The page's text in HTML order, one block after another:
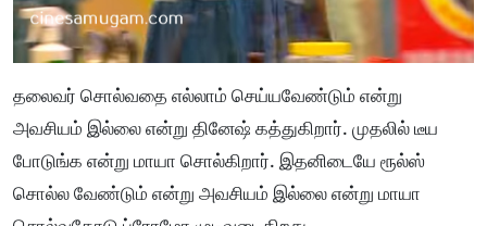
தலைவர் சொல்வதை எல்லாம் செய்யவேண்டும் என்று
அவசியம் இல்லை என்று தினேஷ் கத்துகிறார். முதலில் டீய
போடுங்க என்று மாயா சொல்கிறார். இதனிடையே ரூல்ஸ்
சொல்ல வேண்டும் என்று அவசியம் இல்லை என்று மாயா